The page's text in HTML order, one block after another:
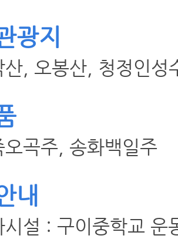
광지
산, 오봉산, 청정인
오곡주, 송화백일주
내
시설 : 구이중학교 운